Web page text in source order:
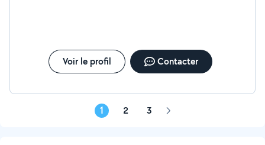
Voir le profil Contacter
1 2 3 Page